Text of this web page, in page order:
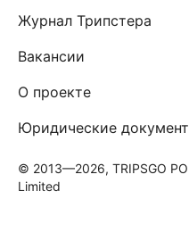
Журнал Трипстера
Вакансии
О проекте
Юридические
© 2013—2026, TRIPSGO
Limited